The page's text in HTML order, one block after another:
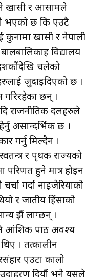
खासी र आसामले
भएको छ कि एउटै
कुनामा खासी र नेपाली
विद्यालय
दशकौंदेखि चलेको
जुदाइदिएको छ ।
गरिरहेका छन् ।
राजनीतिक दलहरुले
असान्दर्भिक छ ।
गर्नु मिल्दैन ।
र पृथक राज्यको
परिणत हुने मात्र होइन
गर्दा नाइजेरियाको
र जातीय हिंसाको
झैं लाग्छन् ।
आंशिक पाठ अवश्य
। तत्कालीन
एउटा कालो
दियौं भने यसले